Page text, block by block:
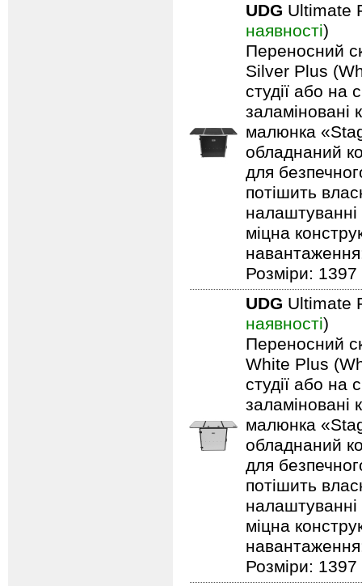
UDG Ultimate
наявності)
Переносний
Silver Plus
студії або на
заламіновані
малюнка
обладнаний
для
потішить
міцна
Розміри:
UDG Ultimate
наявності)
Переносний
White Plus
студії або на
заламіновані
малюнка
обладнаний
для
потішить
міцна
Розміри: